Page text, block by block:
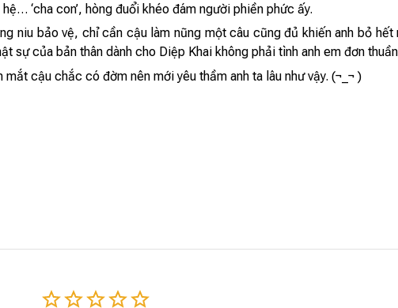
‘cha con’, hòng đuổi khéo đám người phiền phức ấy.
niu bảo vệ, chỉ cần cậu làm nũng một câu cũng đủ khiến anh bỏ
sự của bản thân dành cho Diệp Khai không phải tình anh em đơn
cậu chắc có đờm nên mới yêu thầm anh ta lâu như vậy. (¬_¬ )